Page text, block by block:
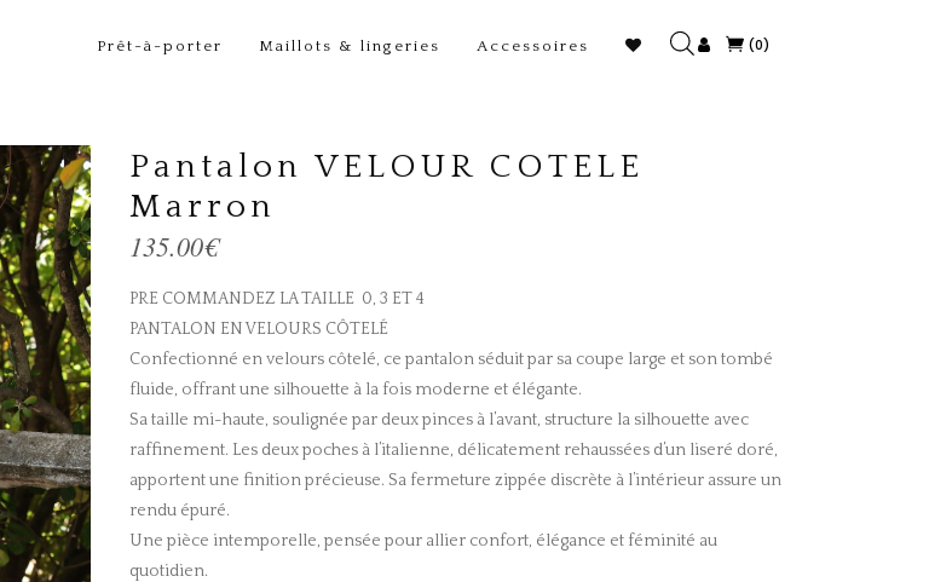
Prêt-à-porter Maillots & lingeries Accessoires (0)
Pantalon VELOUR COTELE
Marron
135.00€
PRE COMMANDEZ LA TAILLE 0, 3 ET 4
PANTALON EN VELOURS CÔTELÉ
Confectionné en velours côtelé, ce pantalon séduit par sa coupe large et son tombé
fluide, offrant une silhouette à la fois moderne et élégante.
Sa taille mi-haute, soulignée par deux pinces à l’avant, structure la silhouette avec
raffinement. Les deux poches à l’italienne, délicatement rehaussées d’un liseré doré,
apportent une finition précieuse. Sa fermeture zippée discrète à l’intérieur assure un
rendu épuré.
Une pièce intemporelle, pensée pour allier confort, élégance et féminité au
quotidien.